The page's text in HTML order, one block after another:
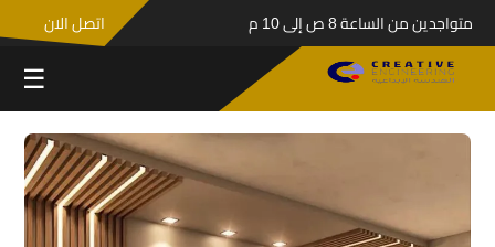
متواجدين من الساعة 8 ص إلى 10 م اتصل الان
☰